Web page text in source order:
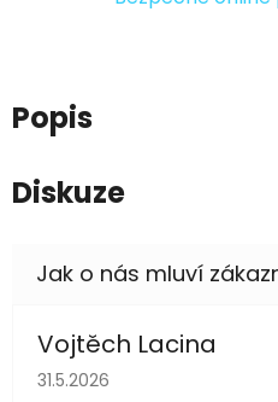
Popis
Diskuze
Vojtěch Lacina
Hodnocení obchodu je 5 z
31.5.2026